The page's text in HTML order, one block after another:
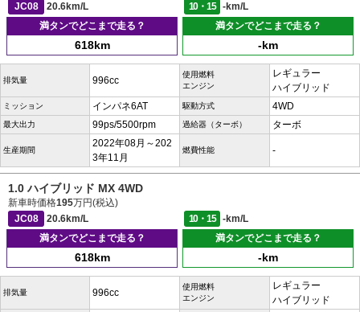
JC08
20.6km/L 10・15
-km/L
満タンでどこまで走る？
618km
満タンでどこまで走る？
-km
排気量 996cc
使用燃料
エンジン
レギュラー
ハイブリッド
ミッション インパネ6AT 駆動方式 4WD
最大出力 99ps/5500rpm 過給器（ターボ） ターボ
生産期間
2022年08月～202
3年11月
燃費性能 -
1.0 ハイブリッド MX 4WD
新車時価格195万円(税込)
JC08
20.6km/L 10・15
-km/L
満タンでどこまで走る？
618km
満タンでどこまで走る？
-km
排気量 996cc
使用燃料
エンジン
レギュラー
ハイブリッド